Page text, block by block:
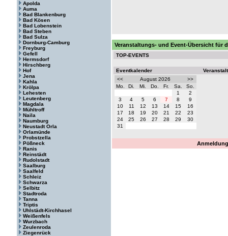
Apolda
Auma
Bad Blankenburg
Bad Kösen
Bad Lobenstein
Bad Steben
Bad Sulza
Dornburg-Camburg
Freyburg
Gefell
Hermsdorf
Hirschberg
Hof
Jena
Kahla
Krölpa
Lehesten
Leutenberg
Magdala
Mühltroff
Naila
Naumburg
Neustadt Orla
Orlamünde
Probstzella
Pößneck
Ranis
Reinstädt
Rudolstadt
Saalburg
Saalfeld
Schleiz
Schwarza
Selbitz
Stadtroda
Tanna
Triptis
Uhlstädt-Kirchhasel
Weißenfels
Wurzbach
Zeulenroda
Ziegenrück
Veranstaltungs- und Event-Übersicht für
TOP-EVENTS
Eventkalender
<<
August 2026
>>
Mo.
Di. Mi. Do. Fr. Sa.
So.
1
2
3
4 5 6 7 8
9
10
11 12 13 14 15
16
17
18 19 20 21 22
23
24
25 26 27 28 29
30
31